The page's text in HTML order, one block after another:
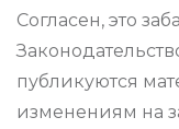
Согласен, это
публикуются
изменениям на